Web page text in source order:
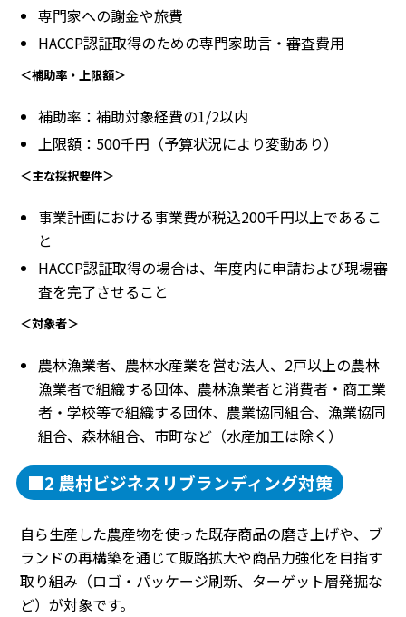
専門家への謝金や旅費
HACCP認証取得のための専門家助言・審査費用
＜補助率・上限額＞
補助率：補助対象経費の1/2以内
上限額：500千円（予算状況により変動あり）
＜主な採択要件＞
事業計画における事業費が税込200千円以上であるこ
と
HACCP認証取得の場合は、年度内に申請および現場審
査を完了させること
＜対象者＞
農林漁業者、農林水産業を営む法人、2戸以上の農林
漁業者で組織する団体、農林漁業者と消費者・商工業
者・学校等で組織する団体、農業協同組合、漁業協同
組合、森林組合、市町など（水産加工は除く）
■2 農村ビジネスリブランディング対策
自ら生産した農産物を使った既存商品の磨き上げや、ブ
ランドの再構築を通じて販路拡大や商品力強化を目指す
取り組み（ロゴ・パッケージ刷新、ターゲット層発掘な
ど）が対象です。